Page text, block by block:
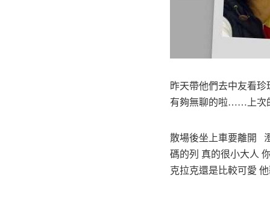
昨天帶他們去中友看珍
有夠無聊的啦……上次
散場後坐上車要離開
碼的列 真的很小大人
克拉克還是比較可愛